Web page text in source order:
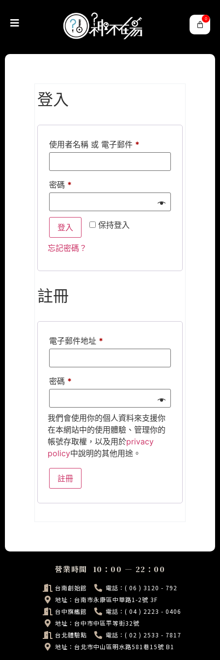
0
登入
使用者名稱 或 電子郵件 *
密碼 *
保持登入
登入
忘記密碼？
註冊
電子郵件地址 *
密碼 *
我們會使用你的個人資料來支援你
在本網站中的使用體驗、管理你的
帳號存取權，以及用於privacy
policy中說明的其他用途。
註冊
營業時間 10：00 — 22：00
台南創始館
電話：( 06 ) 3120 - 792
地址：台南市永康區中華路1-2號 3F
台中旗艦館
電話：( 04 ) 2223 - 0406
地址：台中市中區平等街32號
台北體驗點
電話：( 02 ) 2533 - 7817
地址：台北市中山區明水路581巷15號 B1